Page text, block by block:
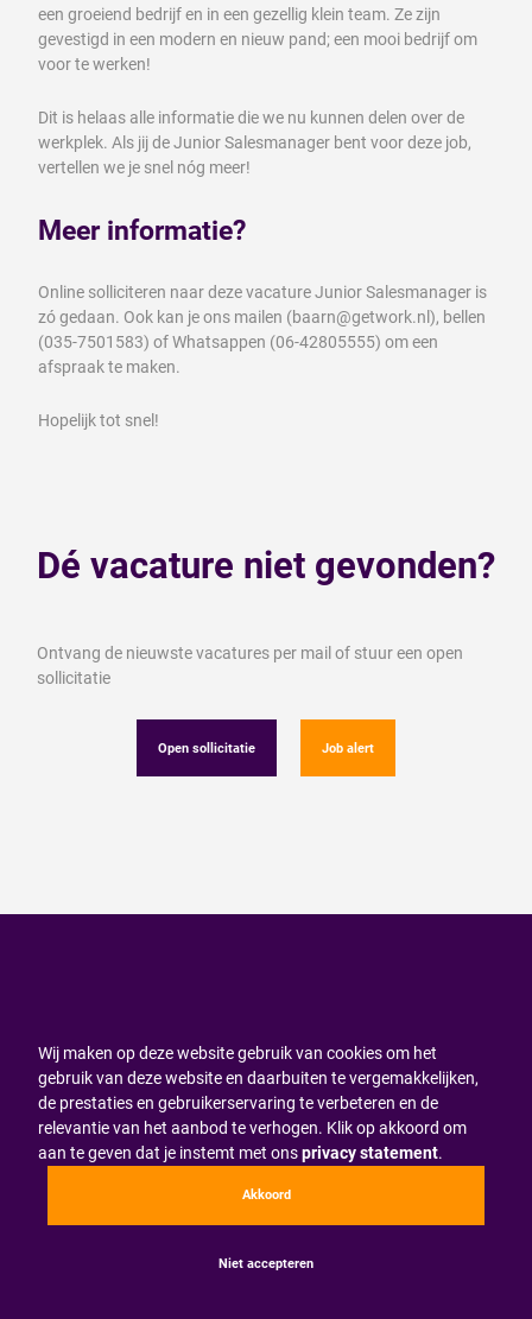
een groeiend bedrijf en in een gezellig klein team. Ze zijn
gevestigd in een modern en nieuw pand; een mooi bedrijf om
voor te werken!
Dit is helaas alle informatie die we nu kunnen delen over de
werkplek. Als jij de Junior Salesmanager bent voor deze job,
vertellen we je snel nóg meer!
Meer informatie?
Online solliciteren naar deze vacature Junior Salesmanager is
zó gedaan. Ook kan je ons mailen (baarn@getwork.nl), bellen
(035-7501583) of Whatsappen (06-42805555) om een
afspraak te maken.
Hopelijk tot snel!
Dé vacature niet gevonden?
Ontvang de nieuwste vacatures per mail of stuur een open
sollicitatie
Open sollicitatie Job alert
Wij maken op deze website gebruik van cookies om het
gebruik van deze website en daarbuiten te vergemakkelijken,
de prestaties en gebruikerservaring te verbeteren en de
relevantie van het aanbod te verhogen. Klik op akkoord om
aan te geven dat je instemt met onsprivacy statement.
Akkoord
Niet accepteren